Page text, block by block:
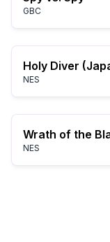
GBC
Holy Diver
NES
NES